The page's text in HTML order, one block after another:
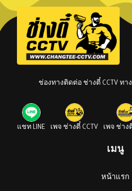
ช่องทางติดต่อ ช่างตี๋ CCTV ทา
แชท LINE เพจ ช่างตี๋ CCTV เพจ ช่าง
เมนู
หน้าแรก